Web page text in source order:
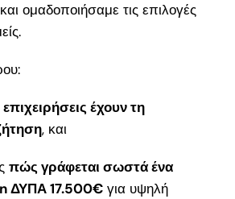
ομαδοποιήσαμε τις επιλογές
έχουν τη
, και
πώς γράφεται σωστά ένα
ΔΥΠΑ 17.500€ για υψηλή